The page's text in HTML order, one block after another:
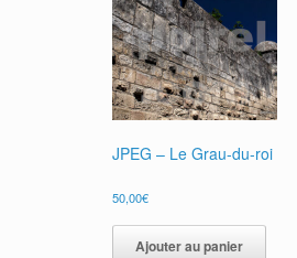
JPEG – Le Grau-du-roi
50,00€
Ajouter au panier